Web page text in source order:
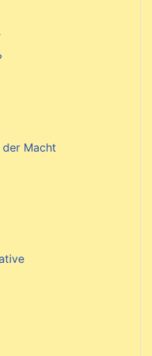
Macht